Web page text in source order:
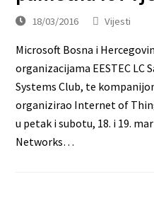
18/03/2016 Vijesti
Microsoft Bosna i
organizacijama EESTEC LC
Systems Club, te
organizirao Internet of
u petak i subotu, 18. i 19.
Networks…